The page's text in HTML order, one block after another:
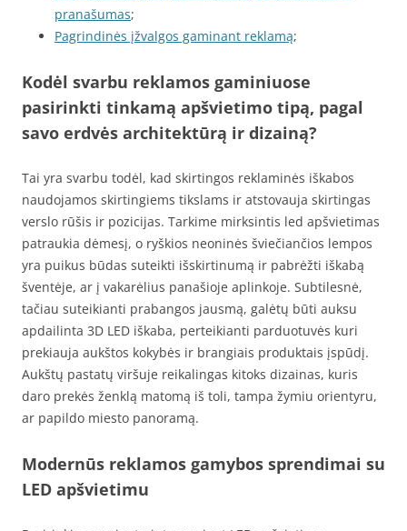
pranašumas;
Pagrindinės įžvalgos gaminant reklamą;
Kodėl svarbu reklamos gaminiuose
pasirinkti tinkamą apšvietimo tipą, pagal
savo erdvės architektūrą ir dizainą?
Tai yra svarbu todėl, kad skirtingos reklaminės iškabos
naudojamos skirtingiems tikslams ir atstovauja skirtingas
verslo rūšis ir pozicijas. Tarkime mirksintis led apšvietimas
patraukia dėmesį, o ryškios neoninės šviečiančios lempos
yra puikus būdas suteikti išskirtinumą ir pabrėžti iškabą
šventėje, ar į vakarėlius panašioje aplinkoje. Subtilesnė,
tačiau suteikianti prabangos jausmą, galėtų būti auksu
apdailinta 3D LED iškaba, perteikianti parduotuvės kuri
prekiauja aukštos kokybės ir brangiais produktais įspūdį.
Aukštų pastatų viršuje reikalingas kitoks dizainas, kuris
daro prekės ženklą matomą iš toli, tampa žymiu orientyru,
ar papildo miesto panoramą.
Modernūs reklamos gamybos sprendimai su
LED apšvietimu